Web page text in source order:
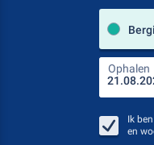
Ophalen
Ik ben
en